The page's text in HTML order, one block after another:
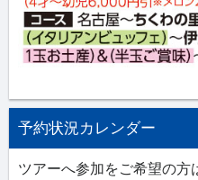
予約状況カレンダー
ツアーへ参加をご希望の方